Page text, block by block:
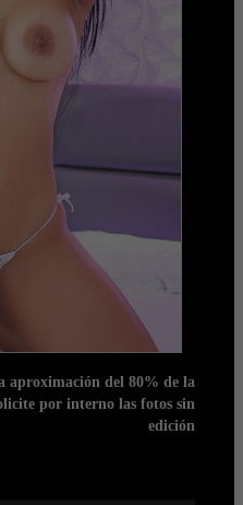
aproximación del 80% de la
por interno las fotos sin
edición